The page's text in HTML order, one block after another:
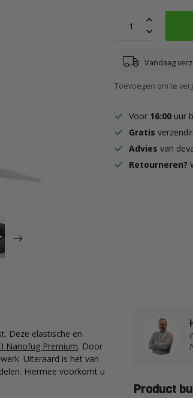
Vandaag
Toevoegen om te
Voor 16:00 uur
Gratis
Advies van
Retourneren?
Deze elastische en
Nanofug Premium. Door
Uiteraard is het van
Hiermee voorkomt u
Product